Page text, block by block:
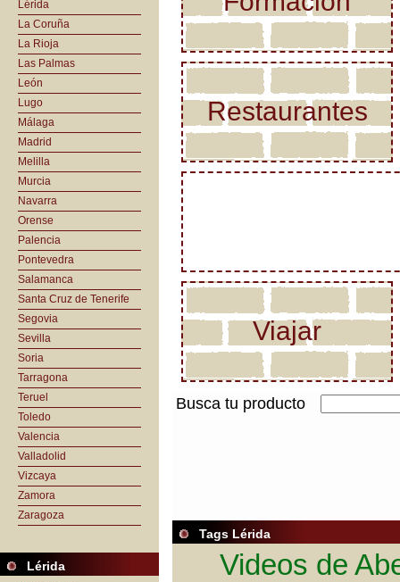
Lérida
La Coruña
La Rioja
Las Palmas
León
Lugo
Málaga
Madrid
Melilla
Murcia
Navarra
Orense
Palencia
Pontevedra
Salamanca
Santa Cruz de Tenerife
Segovia
Sevilla
Soria
Tarragona
Teruel
Toledo
Valencia
Valladolid
Vizcaya
Zamora
Zaragoza
Lérida
Restaurantes
Viajar
Busca tu producto
Tags Lérida
Videos de